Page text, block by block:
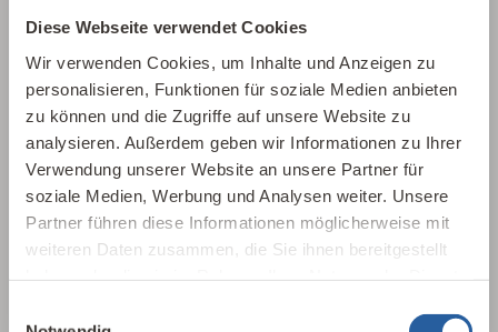
Diese Webseite verwendet Cookies
Wir verwenden Cookies, um Inhalte und Anzeigen zu
personalisieren, Funktionen für soziale Medien anbieten
zu können und die Zugriffe auf unsere Website zu
analysieren. Außerdem geben wir Informationen zu Ihrer
Verwendung unserer Website an unsere Partner für
soziale Medien, Werbung und Analysen weiter. Unsere
Partner führen diese Informationen möglicherweise mit
weiteren Daten zusammen, die Sie ihnen bereitgestellt
Beziehung zwischen Menschen und ihrer
gebauten Umwelt. Wie wirken sich Gebäude,
Baustoffe und Architektur auf Mensch und
Natur aus? Dabei werden ganzheitlich
gesundheitliche, nachhaltige und
gestalterische Aspekte betrachtet.
Baubiologie kennenlernen